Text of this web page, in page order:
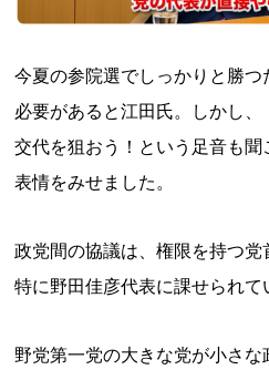
今夏の参院選でしっかりと勝
必要があると江田氏。しかし
交代を狙おう！という足音も
表情をみせました。
政党間の協議は、権限を持つ党
特に野田佳彦代表に課せられて
野党第一党の大きな党が小さ